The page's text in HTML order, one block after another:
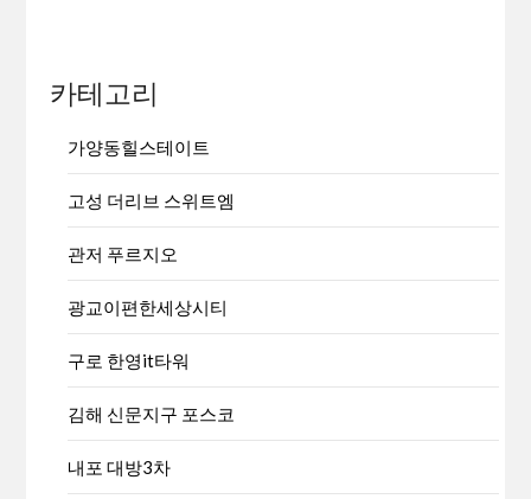
카테고리
가양동힐스테이트
고성 더리브 스위트엠
관저 푸르지오
광교이편한세상시티
구로 한영it타워
김해 신문지구 포스코
내포 대방3차